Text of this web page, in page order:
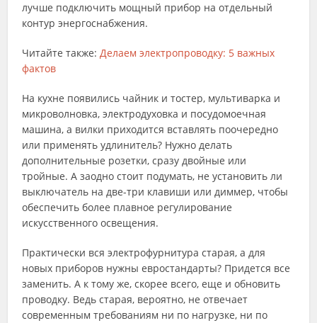
лучше подключить мощный прибор на отдельный
контур энергоснабжения.
Читайте также:Делаем электропроводку: 5 важных
фактов
На кухне появились чайник и тостер, мультиварка и
микроволновка, электродуховка и посудомоечная
машина, а вилки приходится вставлять поочередно
или применять удлинитель? Нужно делать
дополнительные розетки, сразу двойные или
тройные. А заодно стоит подумать, не установить ли
выключатель на две-три клавиши или диммер, чтобы
обеспечить более плавное регулирование
искусственного освещения.
Практически вся электрофурнитура старая, а для
новых приборов нужны евростандарты? Придется все
заменить. А к тому же, скорее всего, еще и обновить
проводку. Ведь старая, вероятно, не отвечает
современным требованиям ни по нагрузке, ни по